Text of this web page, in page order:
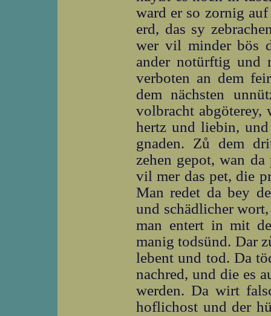
ward er so zornig
erd, das sy
wer vil minder bös
ander notürftig und
verboten an dem
dem nächsten
volbracht abgöterey,
hertz und liebin,
gnaden. Zů dem
zehen gepot, wan
vil mer das pet, die
Man redet da bey
und schädlicher
man entert in mit
manig todsünd. Dar
lebent und tod. Da
nachred, und die es
werden. Da wirt
hoflichost und der